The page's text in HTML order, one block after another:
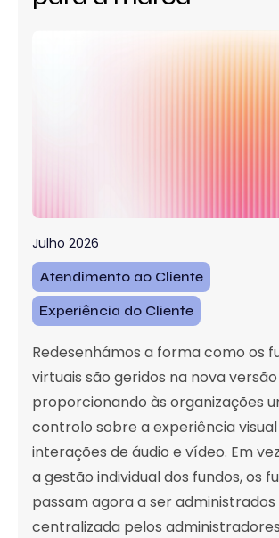
Atendimento ao Cliente
Experiência do Cliente
Julho 2026
Redesenhámos a forma como os
virtuais são geridos na nova versão
proporcionando às organizações
controlo sobre a experiência visual
interações de áudio e vídeo. Em
a gestão individual dos fundos, os
passam agora a ser
centralizada pelos